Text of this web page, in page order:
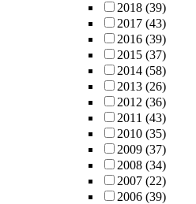
2018 (39)
2017 (43)
2016 (39)
2015 (37)
2014 (58)
2013 (26)
2012 (36)
2011 (43)
2010 (35)
2009 (37)
2008 (34)
2007 (22)
2006 (39)